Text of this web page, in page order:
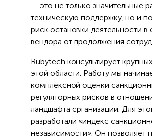
— это не только значительные
техническую поддержку, но и
риск остановки деятельности в
вендора от продолжения
Rubytech консультирует
этой области. Работу мы
комплексной оценки
регуляторных рисков в
ландшафта организации. Для
разработали «индекс
независимости». Он позволяет